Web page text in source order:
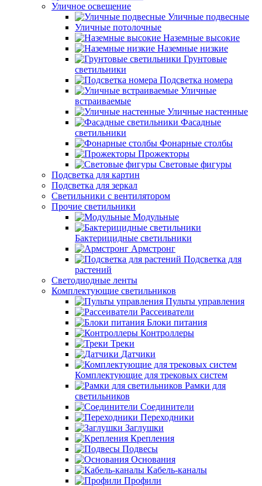
Уличное освещение
Уличные подвесные
Уличные потолочные
Наземные высокие
Наземные низкие
Грунтовые
светильники
Подсветка номера
Уличные
встраиваемые
Уличные настенные
Фасадные
светильники
Фонарные столбы
Прожекторы
Световые фигуры
Подсветка для картин
Подсветка для зеркал
Светильники с вентилятором
Прочие светильники
Модульные
Бактерицидные светильники
Армстронг
Подсветка для
растений
Светодиодные ленты
Комплектующие светильников
Пульты управления
Рассеиватели
Блоки питания
Контроллеры
Треки
Датчики
Комплектующие для трековых систем
Рамки для
светильников
Соединители
Переходники
Заглушки
Крепления
Подвесы
Основания
Кабель-каналы
Профили